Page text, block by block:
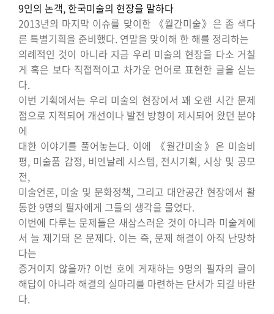
9인의 논객, 한국미술의 현장을 말하다
2013년의 마지막 이슈를 맞이한 《월간미술》은 좀 색다
른 특별기획을 준비했다. 연말을 맞이해 한 해를 정리하는
의례적인 것이 아니라 지금 우리 미술의 현장을 다소 거칠
게 혹은 보다 직접적이고 차가운 언어로 표현한 글을 싣는
다.
이번 기획에서는 우리 미술의 현장에서 꽤 오랜 시간 문제
점으로 지적되어 개선이나 발전 방향이 제시되어 왔던 분야
에
대한 이야기를 풀어놓는다. 이에 《월간미술》은 미술비
평, 미술품 감정, 비엔날레 시스템, 전시기획, 시상 및 공모
전,
미술언론, 미술 및 문화정책, 그리고 대안공간 현장에서 활
동한 9명의 필자에게 그들의 생각을 물었다.
이번에 다루는 문제들은 새삼스러운 것이 아니라 미술계에
서 늘 제기돼 온 문제다. 이는 즉, 문제 해결이 아직 난망하
다는
증거이지 않을까? 이번 호에 게재하는 9명의 필자의 글이
해답이 아니라 해결의 실마리를 마련하는 단서가 되길 바란
다.